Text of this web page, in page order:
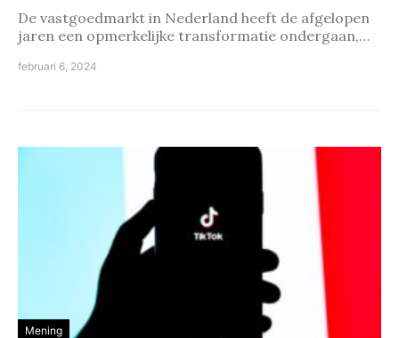
De vastgoedmarkt in Nederland heeft de afgelopen
jaren een opmerkelijke transformatie ondergaan,…
februari 6, 2024
Mening